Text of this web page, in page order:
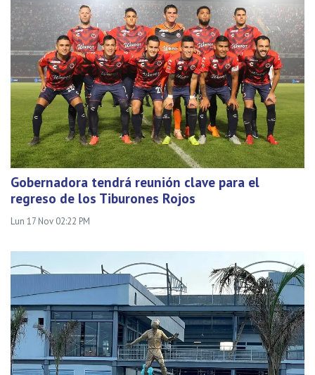
Gobernadora tendrá reunión clave para el
regreso de los Tiburones Rojos
Lun 17 Nov 02:22 PM